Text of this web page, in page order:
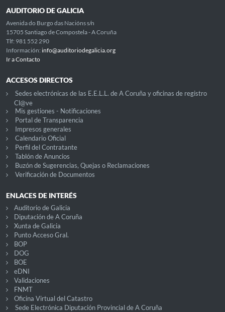
AUDITORIO DE GALICIA
Avenida do Burgo das Nacións s/n
15705 Santiago de Compostela - A Coruña
Tlf: 981 552 290
Información: info@auditoriodegalicia.org
Ir a Contacto
ACCESOS DIRECTOS
Sedes electrónicas de las E.E.L.L. de A Coruña y oficinas de registro
Cl@ve
Mis gestiones - Notificaciones
Portal de Transparencia
Impresos generales
Calendario Oficial
Perfil del Contratante
Tablón de Anuncios
Buzón de Sugerencias, Quejas o Reclamaciones
Verificación de Documentos
ENLACES DE INTERÉS
Auditorio de Galicia
Diputación de A Coruña
Xunta de Galicia
Punto Acceso Gral.
BOP
DOG
BOE
eDNI
Validaciones
FNMT
Oficina Virtual del Catastro
Sede Electrónica Diputación Provincial de A Coruña